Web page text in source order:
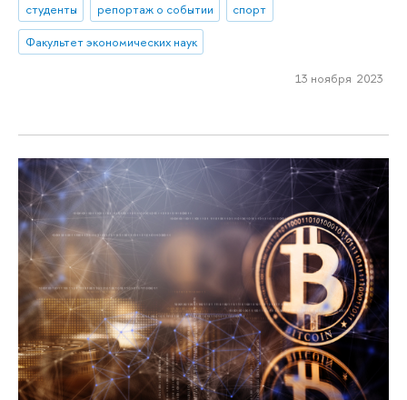
студенты
репортаж о событии
спорт
Факультет экономических наук
13 ноября 2023